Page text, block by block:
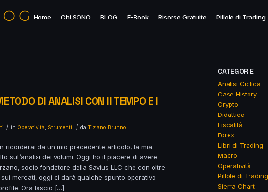
Home Chi SONO BLOG E-Book Risorse Gratuite Pillole di Trading
DI ANALISI CON Il TEMPO E I
/ in Operatività, Strumenti / da Tiziano Brunno
ricorderai da un mio precedente articolo, la mia
sull’analisi dei volumi. Oggi ho il piacere di avere
socio fondatore della Savius LLC che con oltre
mercati, oggi ci darà qualche spunto operativo
Ora lascio […]
CATEGORIE
Analisi Ciclica
Case History
Crypto
Didattica
Fiscalità
Forex
Libri di Trading
Macro
Operatività
Pillole di Trading
Sierra Chart